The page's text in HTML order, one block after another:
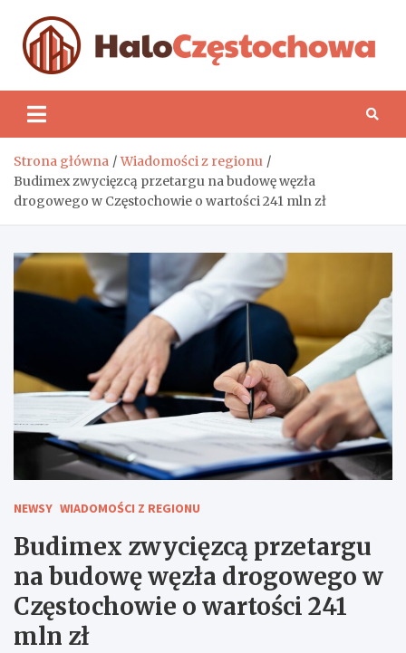
content
Strona główna
Wiadomości z regionu
Budimex zwycięzcą przetargu na budowę węzła
drogowego w Częstochowie o wartości 241 mln zł
NEWSY WIADOMOŚCI Z REGIONU
Budimex zwycięzcą przetargu
na budowę węzła drogowego w
Częstochowie o wartości 241
mln zł